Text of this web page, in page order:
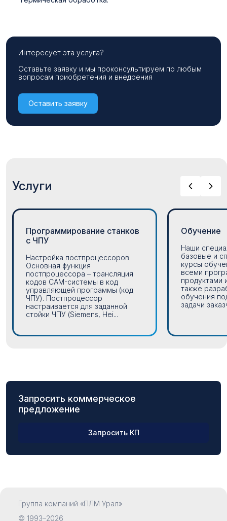
Интересует эта услуга?
Оставьте заявку и мы проконсультируем по любым
вопросам приобретения и внедрения
Оставить заявку
Услуги
Программирование станков
с ЧПУ
Настройка постпроцессоров
Основная функция
постпроцессора – трансляция
кодов CAM-системы в код
управляющей программы (код
ЧПУ). Постпроцессор
настраивается для заданной
стойки ЧПУ (Siemens, Hei...
Обучение
Наши
базовые и
курсы
всеми
продуктами
также
обучения
задачи
Запросить коммерческое
предложение
Запросить КП
Компания
Группа компаний «ПЛМ Урал»
© 1993–2026